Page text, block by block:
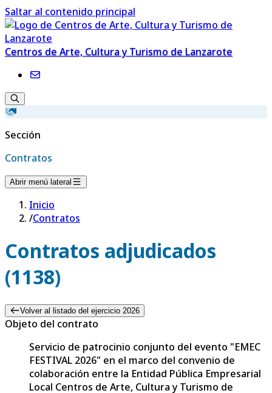
Saltar al contenido principal
Centros de Arte, Cultura y Turismo de Lanzarote
Sección
Contratos
Abrir menú lateral
Inicio
/Contratos
Contratos adjudicados
(1138)
Volver al listado del ejercicio 2026
Objeto del contrato
Servicio de patrocinio conjunto del evento "EMEC
FESTIVAL 2026" en el marco del convenio de
colaboración entre la Entidad Pública Empresarial
Local Centros de Arte, Cultura y Turismo de